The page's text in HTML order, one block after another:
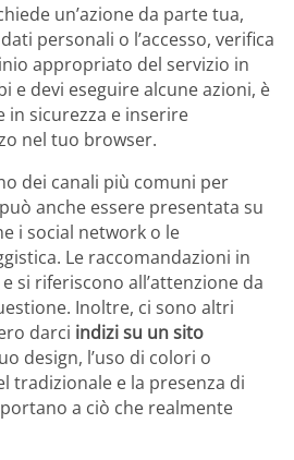
un’azione da parte tua,
personali o l’accesso, verifica
appropriato del servizio in
e devi eseguire alcune azioni, è
in sicurezza e inserire
nel tuo browser.
dei canali più comuni per
anche essere presentata su
i social network o le
Le raccomandazioni in
si riferiscono all’attenzione da
Inoltre, ci sono altri
darci indizi su un sito
design, l’uso di colori o
tradizionale e la presenza di
a ciò che realmente